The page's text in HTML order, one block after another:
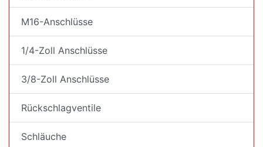
M16-Anschlüsse
1/4-Zoll Anschlüsse
3/8-Zoll Anschlüsse
Rückschlagventile
Schläuche